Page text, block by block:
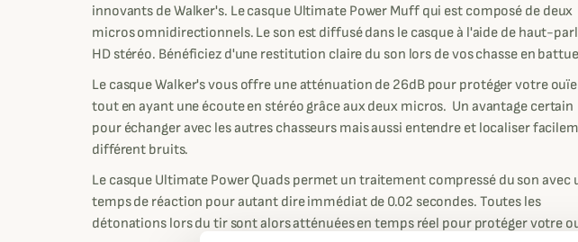
innovants de Walker's. Le casque Ultimate Power Muff qui est composé de deux
micros omnidirectionnels. Le son est diffusé dans le casque à l'aide de haut-
HD stéréo. Bénéficiez d'une restitution claire du son lors de vos chasse en
Le casque Walker's vous offre une atténuation de 26dB pour protéger votre ouïe
tout en ayant une écoute en stéréo grâce aux deux micros. Un avantage certain
pour échanger avec les autres chasseurs mais aussi entendre et localiser
différent bruits.
Le casque Ultimate Power Quads permet un traitement compressé du son avec
temps de réaction pour autant dire immédiat de 0.02 secondes. Toutes les
détonations lors du tir sont alors atténuées en temps réel pour protéger votre